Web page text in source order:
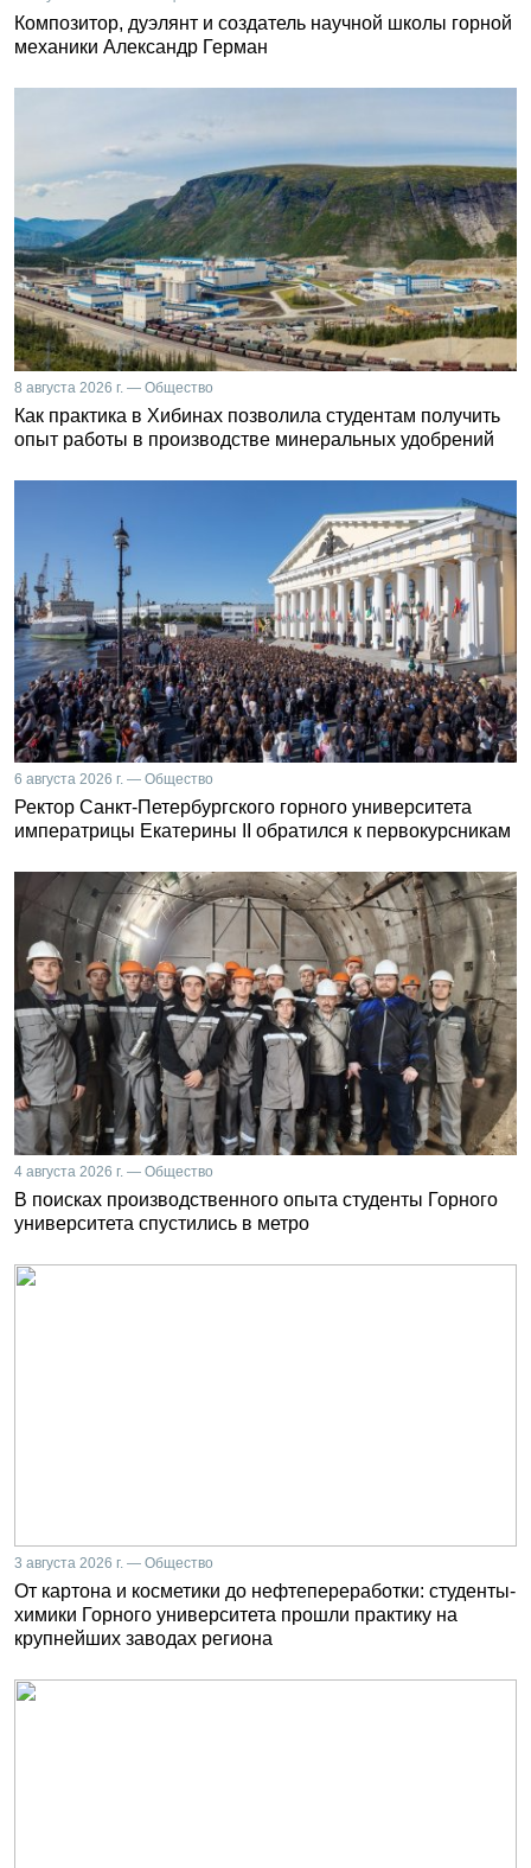
Композитор, дуэлянт и создатель научной школы горной
механики Александр Герман
8 августа 2026 г. — Общество
Как практика в Хибинах позволила студентам получить
опыт работы в производстве минеральных удобрений
6 августа 2026 г. — Общество
Ректор Санкт-Петербургского горного университета
императрицы Екатерины II обратился к первокурсникам
4 августа 2026 г. — Общество
В поисках производственного опыта студенты Горного
университета спустились в метро
3 августа 2026 г. — Общество
От картона и косметики до нефтепереработки: студенты-
химики Горного университета прошли практику на
крупнейших заводах региона